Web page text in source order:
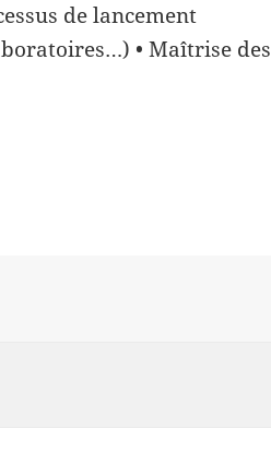
de lancement
• Maîtrise des